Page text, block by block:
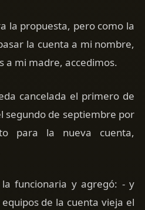
la propuesta, pero como la
la cuenta a mi nombre,
a mi madre, accedimos.
cancelada el primero de
segundo de septiembre por
para la nueva cuenta,
la funcionaria y agregó: - y
de la cuenta vieja el